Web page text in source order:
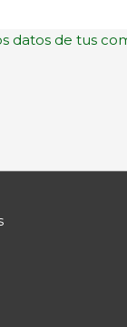
datos de tus